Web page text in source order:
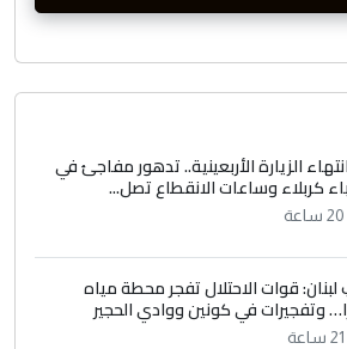
الزيارة الأربعينية.. تدهور مفاجئ في
كربلاء وساعات الانقطاع تصل...
لبنان: قوات الاحتلال تفجر محطة مياه
وتفجيرات في كونين ووادي الحجير